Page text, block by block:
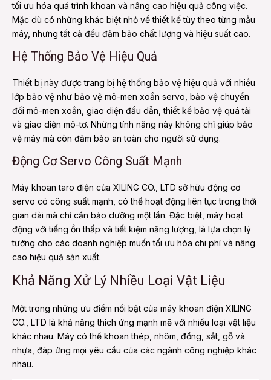
tối ưu hóa quá trình khoan và nâng cao hiệu quả công việc.
Mặc dù có những khác biệt nhỏ về thiết kế tùy theo từng mẫu
máy, nhưng tất cả đều đảm bảo chất lượng và hiệu suất cao.
Hệ Thống Bảo Vệ Hiệu Quả
Thiết bị này được trang bị hệ thống bảo vệ hiệu quả với nhiều
lớp bảo vệ như bảo vệ mô-men xoắn servo, bảo vệ chuyển
đổi mô-men xoắn, giao diện đầu dẫn, thiết kế bảo vệ quá tải
và giao diện mô-tơ. Những tính năng này không chỉ giúp bảo
vệ máy mà còn đảm bảo an toàn cho người sử dụng.
Động Cơ Servo Công Suất Mạnh
Máy khoan taro điện của XILING CO., LTD sở hữu động cơ
servo có công suất mạnh, có thể hoạt động liên tục trong thời
gian dài mà chỉ cần bảo dưỡng một lần. Đặc biệt, máy hoạt
động với tiếng ồn thấp và tiết kiệm năng lượng, là lựa chọn lý
tưởng cho các doanh nghiệp muốn tối ưu hóa chi phí và nâng
cao hiệu quả sản xuất.
Khả Năng Xử Lý Nhiều Loại Vật Liệu
Một trong những ưu điểm nổi bật của máy khoan điện XILING
CO., LTD là khả năng thích ứng mạnh mẽ với nhiều loại vật liệu
khác nhau. Máy có thể khoan thép, nhôm, đồng, sắt, gỗ và
nhựa, đáp ứng mọi yêu cầu của các ngành công nghiệp khác
nhau.